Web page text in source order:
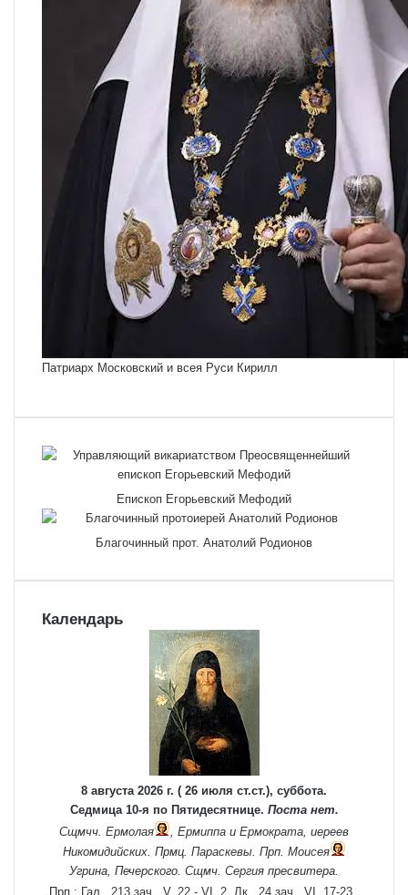
Патриарх Московский и всея Руси Кирилл
Епископ Егорьевский Мефодий
Благочинный прот. Анатолий Родионов
Календарь
8 августа 2026 г. ( 26 июля ст.ст.), суббота.
Седмица 10-я по Пятидесятнице. Поста нет.
Сщмчч. Ермолая Ермиппа и Ермократа , иереев
Никомидийских. Прмц. Параскевы. Прп. Моисея
Угрина, Печерского. Сщмч. Сергия пресвитера.
Прп.: Гал., 213 зач., V, 22 - VI, 2. Лк., 24 зач., VI, 17-23